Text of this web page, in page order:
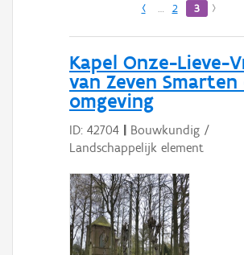
‹ … 2 3 ›
Kapel Onze-Lieve-
van Zeven Smarten
omgeving
ID: 42704 | Bouwkundig /
Landschappelijk element